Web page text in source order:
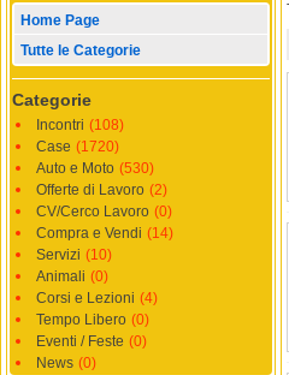
Home Page
Tutte le Categorie
Categorie
Incontri (108)
Case (1720)
Auto e Moto (530)
Offerte di Lavoro (2)
CV/Cerco Lavoro (0)
Compra e Vendi (14)
Servizi (10)
Animali (0)
Corsi e Lezioni (4)
Tempo Libero (0)
Eventi / Feste (0)
News (0)